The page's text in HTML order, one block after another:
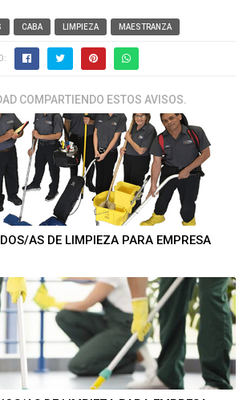
CABA LIMPIEZA MAESTRANZA
COMPARTIENDO ESTOS AVISOS.
AS DE LIMPIEZA PARA EMPRESA